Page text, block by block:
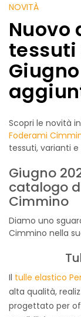
NOVITÀ
Nuovo
tessuti
Scopri le novità
Foderami
tessuti, varianti
Giugno
catalogo
Cimmino
Diamo uno
Cimmino nella
Il tulle elastico
alta qualità,
progettato per